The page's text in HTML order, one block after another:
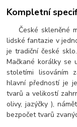
Kompletní
České skleněné
lidské fantazie v
je tradiční české
Mačkané korálky se
stoletími lisováním
hlavní předností je
tvarů a velikostí
olivy, jazýčky ),
bezpočet tvarů